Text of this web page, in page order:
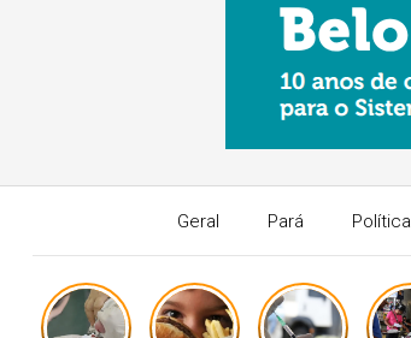
Geral Pará Política